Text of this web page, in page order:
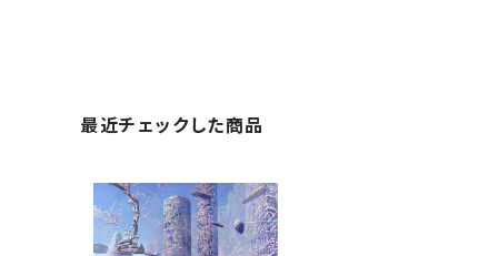
最近チェックした商品